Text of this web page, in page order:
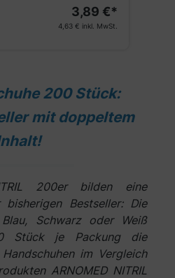
3,89 €*
4,63 € inkl. MwSt.
200 Stück:
mit doppeltem
200er bilden eine
bisherigen Bestseller: Die
Schwarz oder Weiß
Stück je Packung die
im Vergleich
ARNOMED NITRIL